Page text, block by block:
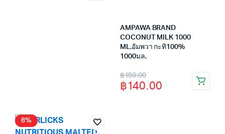
AMPAWA BRAND
COCONUT MILK 1000
ML.อัมพวา กะทิ100%
1000มล.
฿150.00
Original
price
฿140.00
Current
price
8%